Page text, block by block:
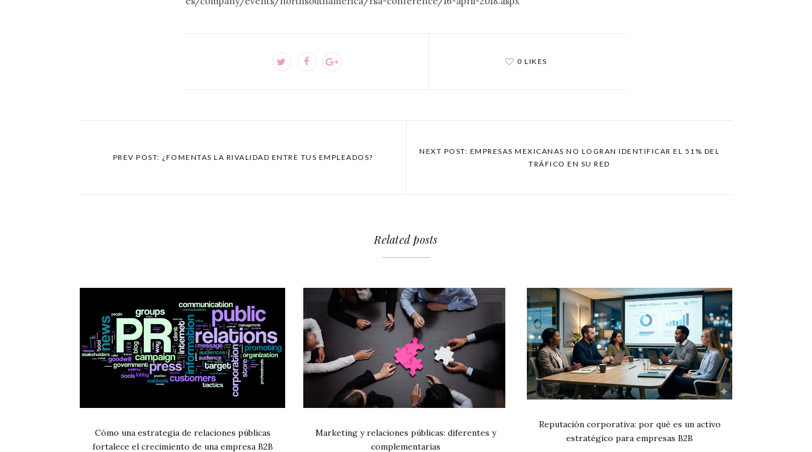
0 LIKES
PREV POST: ¿FOMENTAS LA RIVALIDAD ENTRE TUS EMPLEADOS?
NEXT POST: EMPRESAS MEXICANAS NO LOGRAN IDENTIFICAR EL 51% DEL
TRÁFICO EN SU RED
Related posts
Cómo una estrategia de relaciones públicas
fortalece el crecimiento de una empresa B2B
Marketing y relaciones públicas: diferentes y
complementarias
Reputación corporativa: por qué es un activo
estratégico para empresas B2B